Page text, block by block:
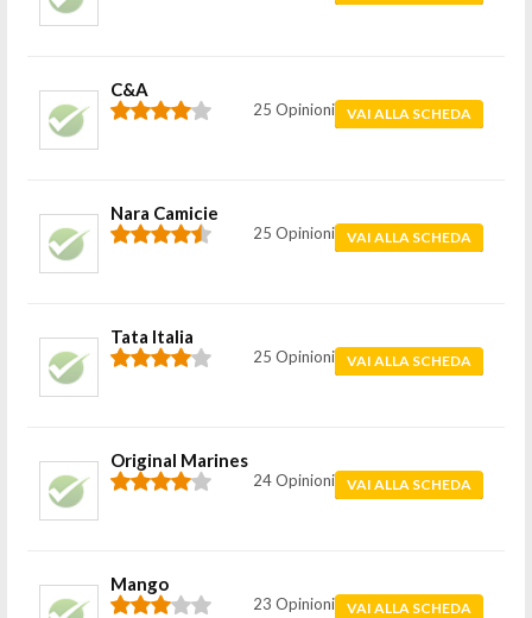
C&A
25 Opinioni VAI ALLA SCHEDA
Nara Camicie
25 Opinioni VAI ALLA SCHEDA
Tata Italia
25 Opinioni VAI ALLA SCHEDA
Original Marines
24 Opinioni VAI ALLA SCHEDA
Mango
23 Opinioni VAI ALLA SCHEDA